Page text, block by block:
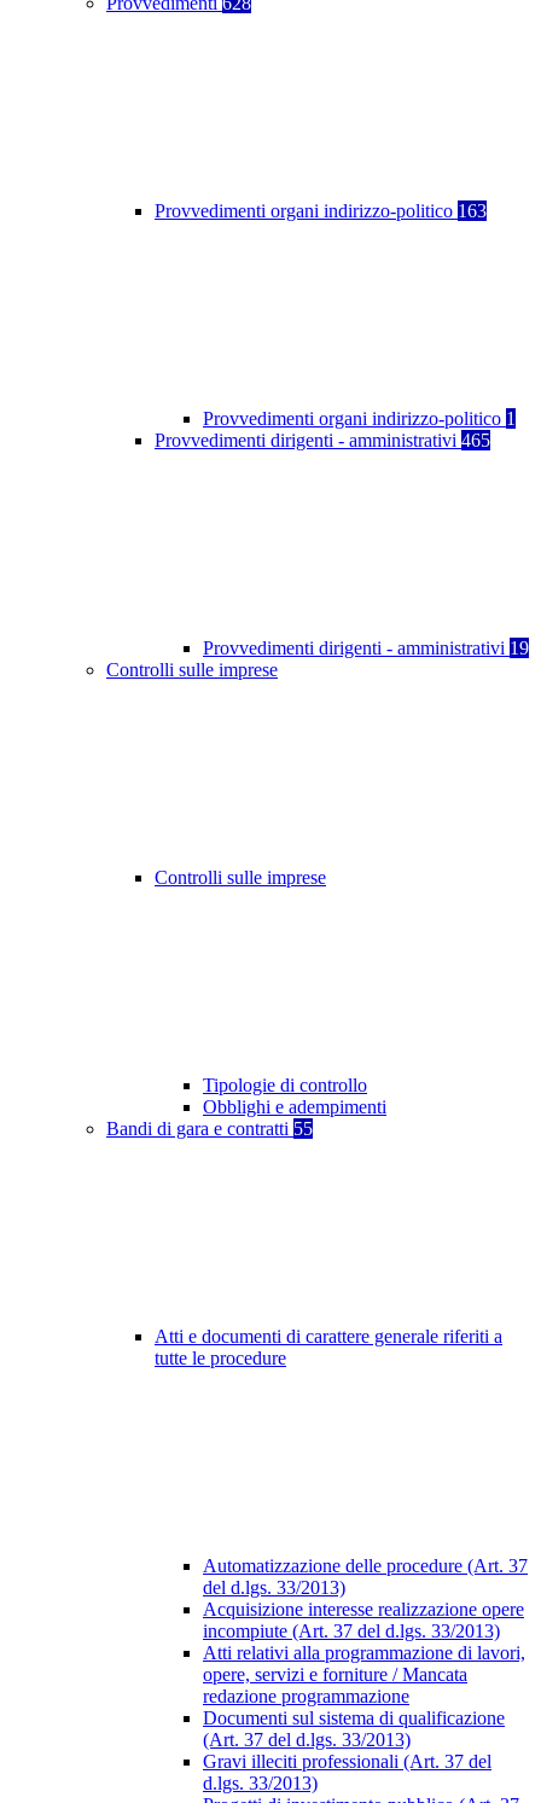
Provvedimenti organi indirizzo-politico 163
Provvedimenti organi indirizzo-politico 1
Provvedimenti dirigenti - amministrativi 465
Provvedimenti dirigenti - amministrativi 19
Controlli sulle imprese
Controlli sulle imprese
Tipologie di controllo
Obblighi e adempimenti
Bandi di gara e contratti 55
Atti e documenti di carattere generale riferiti a
tutte le procedure
Automatizzazione delle procedure (Art. 37
del d.lgs. 33/2013)
Acquisizione interesse realizzazione opere
incompiute (Art. 37 del d.lgs. 33/2013)
Atti relativi alla programmazione di lavori,
opere, servizi e forniture / Mancata
redazione programmazione
Documenti sul sistema di qualificazione
(Art. 37 del d.lgs. 33/2013)
Gravi illeciti professionali (Art. 37 del
d.lgs. 33/2013)